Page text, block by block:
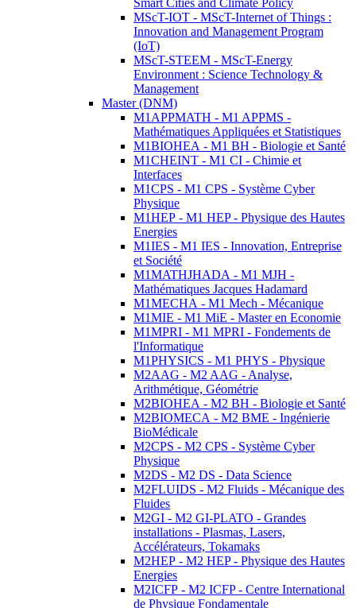
Smart Cities and Climate Policy
MScT-IOT - MScT-Internet of Things :
Innovation and Management Program
(IoT)
MScT-STEEM - MScT-Energy
Environment : Science Technology &
Management
Master (DNM)
M1APPMATH - M1 APPMS -
Mathématiques Appliquées et Statistiques
M1BIOHEA - M1 BH - Biologie et Santé
M1CHEINT - M1 CI - Chimie et
Interfaces
M1CPS - M1 CPS - Système Cyber
Physique
M1HEP - M1 HEP - Physique des Hautes
Energies
M1IES - M1 IES - Innovation, Entreprise
et Société
M1MATHJHADA - M1 MJH -
Mathématiques Jacques Hadamard
M1MECHA - M1 Mech - Mécanique
M1MIE - M1 MiE - Master en Economie
M1MPRI - M1 MPRI - Fondements de
l'Informatique
M1PHYSICS - M1 PHYS - Physique
M2AAG - M2 AAG - Analyse,
Arithmétique, Géométrie
M2BIOHEA - M2 BH - Biologie et Santé
M2BIOMECA - M2 BME - Ingénierie
BioMédicale
M2CPS - M2 CPS - Système Cyber
Physique
M2DS - M2 DS - Data Science
M2FLUIDS - M2 Fluids - Mécanique des
Fluides
M2GI - M2 GI-PLATO - Grandes
installations - Plasmas, Lasers,
Accélérateurs, Tokamaks
M2HEP - M2 HEP - Physique des Hautes
Energies
M2ICFP - M2 ICFP - Centre International
de Physique Fondamentale